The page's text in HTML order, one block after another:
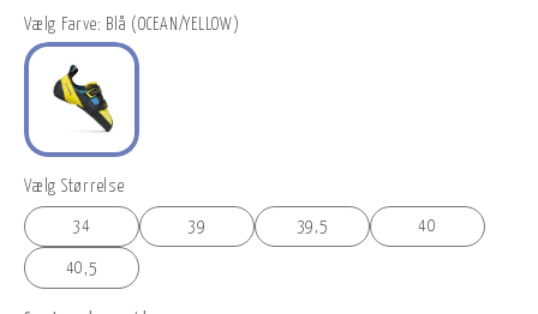
Vælg Farve: Blå (OCEAN/YELLOW)
Vælg Størrelse
34 39 39,5 40
40,5